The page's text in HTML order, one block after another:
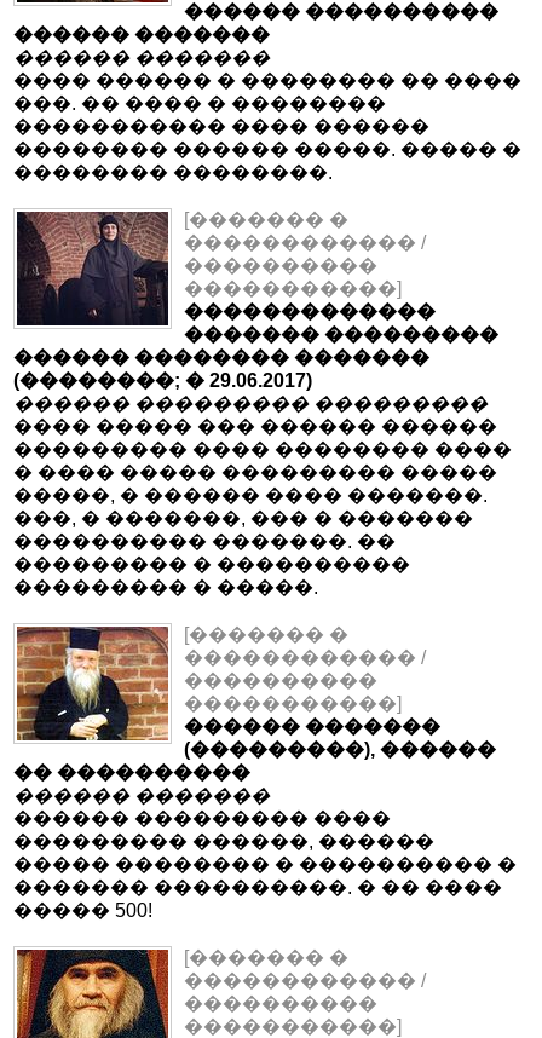
������ ����������
������ �������
������ �������
���� ������ � �������� �� ����
���. �� ���� � ��������
����������� ���� ������
�������� ������ �����. ����� �
�������� ��������.
[������� �
������������ /
����������
�����������]
�������������
������� ���������
������ �������� �������
(��������; � 29.06.2017)
������ ��������� ���������
���� ����� ��� ������ ������
��������� ���� �������� ����
� ���� ����� ��������� �����
�����, � ������ ���� �������.
���, � �������, ��� � �������
���������� �������. ��
��������� � ����������
��������� � �����.
[������� �
������������ /
����������
�����������]
������ �������
(���������), ������
�� ����������
������ �������
������ ��������� ����
��������� ������, ������
����� �������� � ���������� �
������� ����������. � �� ����
����� 500!
[������� �
������������ /
����������
�����������]